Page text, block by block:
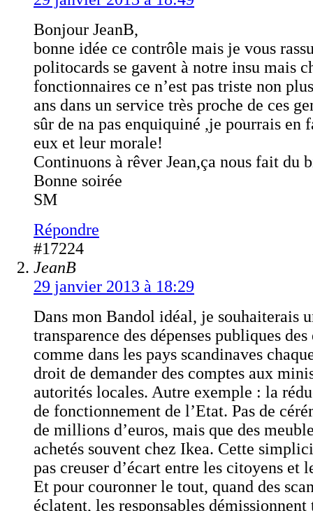
Bonjour JeanB,
bonne idée ce contrôle mais je vous
politocards se gavent à notre insu mais
fonctionnaires ce n’est pas triste non
ans dans un service très proche de ces
sûr de na pas enquiquiné ,je pourrais en
eux et leur morale!
Continuons à rêver Jean,ça nous fait du
Bonne soirée
SM
Répondre
#17224
JeanB
29 janvier 2013 à 18:29
Dans mon Bandol idéal, je souhaiterais
transparence des dépenses publiques
comme dans les pays scandinaves
droit de demander des comptes aux
autorités locales. Autre exemple : la
de fonctionnement de l’Etat. Pas de
de millions d’euros, mais que des
achetés souvent chez Ikea. Cette
pas creuser d’écart entre les citoyens et
Et pour couronner le tout, quand des
éclatent, les responsables